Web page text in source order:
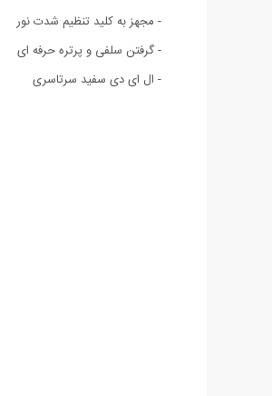
- مجهز به کلید تنظیم شدت نور
- گرفتن سلفی و پرتره حرفه ای
- ال ای دی سفید سرتاسری